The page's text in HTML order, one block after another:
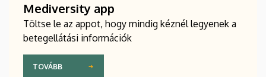
Mediversity app
Töltse le az appot, hogy mindig kéznél legyenek a
betegellátási információk
TOVÁBB